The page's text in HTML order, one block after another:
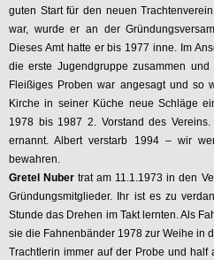
guten Start für den neuen
war, wurde er an der
Dieses Amt hatte er bis 1977 inne. Im
die erste Jugendgruppe zusammen
Fleißiges Proben war angesagt und so
Kirche in seiner Küche neue Schläge
1978 bis 1987 2. Vorstand des
ernannt. Albert verstarb 1994 – wir
bewahren.
Gretel Nubertrat am 11.1.1973 in den
Gründungsmitglieder. Ihr ist es zu
Stunde das Drehen im Takt lernten. Als
sie die Fahnenbänder 1978 zur Weihe in
Trachtlerin immer auf der Probe und half